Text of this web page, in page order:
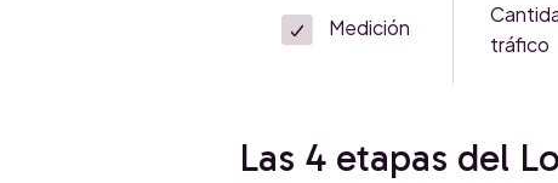
Medición
tráfico
Las 4 etapas del